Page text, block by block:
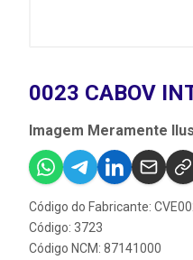
0023 CABOV
Imagem Meramente
Código do Fabricante:
Código: 3723
Código NCM: 87141000